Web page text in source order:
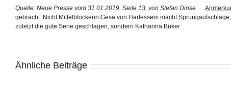
Quelle: Neue Presse vom 31.01.2019, Seite 13, von Stefan Dinse
gebracht: Nicht Mittelblockerin Gesa von Harlessem macht
zuletzt die gute Serie geschlagen, sondern Katharina Büker.
Ähnliche Beiträge